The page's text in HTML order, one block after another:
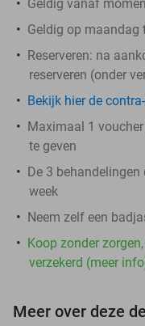
Geldig vanaf
Geldig op
Reserveren: na
reserveren (onder
Bekijk hier de
Maximaal 1
te geven
De 3
week
Neem zelf een
Koop zonder
verzekerd (meer
Meer over deze